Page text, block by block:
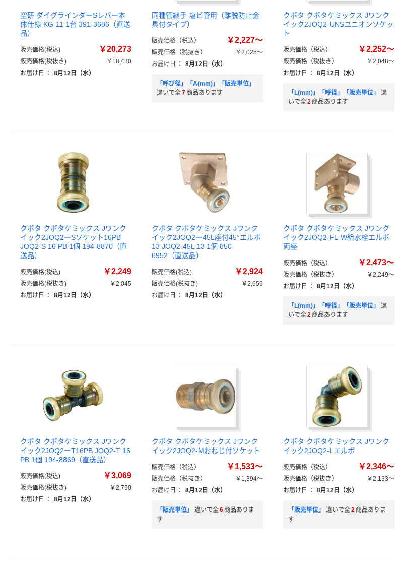
空研 ダイグラインダーSレバー本
体仕様 KG-11 1台 391-3686（直送
品）
販売価格(税込) ￥20,273
販売価格(税抜き)
￥18,430
お届け日
： 8月12日（水）
同種管継手 塩ビ管用（離脱防止金
具付タイプ）
販売価格（税込） ￥2,227～
販売価格（税抜き）
￥2,025～
お届け日
： 8月12日（水）
「呼び径」「A(mm)」「販売単位」
違いで全7 商品あります
クボタ クボタケミックス Jワンク
イック2JOQ2-UNSユニオンソケッ
ト
販売価格（税込） ￥2,252～
販売価格（税抜き）
￥2,048～
お届け日
： 8月12日（水）
「L(mm)」「呼径」「販売単位」
違
いで全2 商品あります
クボタ クボタケミックス Jワンク
イック2JOQ2ーSソケット16PB
JOQ2-S 16 PB 1個 194-8870（直
送品）
販売価格(税込) ￥2,249
販売価格(税抜き)
￥2,045
お届け日
： 8月12日（水）
クボタ クボタケミックス Jワンク
イック2JOQ2ー45L座付45°エルボ
13 JOQ2-45L 13 1個 850-
6952（直送品）
販売価格(税込) ￥2,924
販売価格(税抜き)
￥2,659
お届け日
： 8月12日（水）
クボタ クボタケミックス Jワンク
イック2JOQ2-FL-W給水栓エルボ
両座
販売価格（税込） ￥2,473～
販売価格（税抜き）
￥2,249～
お届け日
： 8月12日（水）
「L(mm)」「呼径」「販売単位」
違
いで全2 商品あります
クボタ クボタケミックス Jワンク
イック2JOQ2ーT16PB JOQ2-T 16
PB 1個 194-8869（直送品）
販売価格(税込) ￥3,069
販売価格(税抜き)
￥2,790
お届け日
： 8月12日（水）
クボタ クボタケミックス Jワンク
イック2JOQ2-Mおねじ付ソケット
販売価格（税込） ￥1,533～
販売価格（税抜き）
￥1,394～
お届け日
： 8月12日（水）
「販売単位」 違いで全6 商品ありま
す
クボタ クボタケミックス Jワンク
イック2JOQ2-Lエルボ
販売価格（税込） ￥2,346～
販売価格（税抜き）
￥2,133～
お届け日
： 8月12日（水）
「販売単位」 違いで全2 商品ありま
す